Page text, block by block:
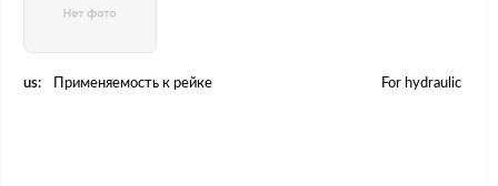
us: Применяемость к рейке For hydraulic